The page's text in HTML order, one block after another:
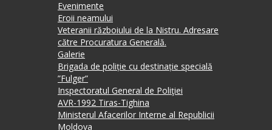
Evenimente
Eroii neamului
Veteranii războiului de la Nistru. Adresare
către Procuratura Generală.
Galerie
Brigada de poliție cu destinație specială
”Fulger”
Inspectoratul General de Poliţiei
AVR-1992 Tiras-Tighina
Ministerul Afacerilor Interne al Republicii
Moldova